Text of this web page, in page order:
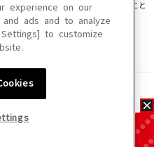
で複製、転載、ファイル化などすること
だけない場合があります。
になる場合があります。
experience on our
ads and to analyze
to customize